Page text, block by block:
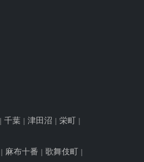
千葉 津田沼 栄町
麻布十番 歌舞伎町